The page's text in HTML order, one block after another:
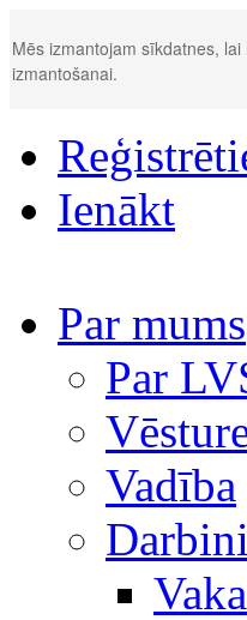
Mēs izmantojam sīkdatnes,
izmantošanai.
Ienākt
Par mums
Par
Vadība